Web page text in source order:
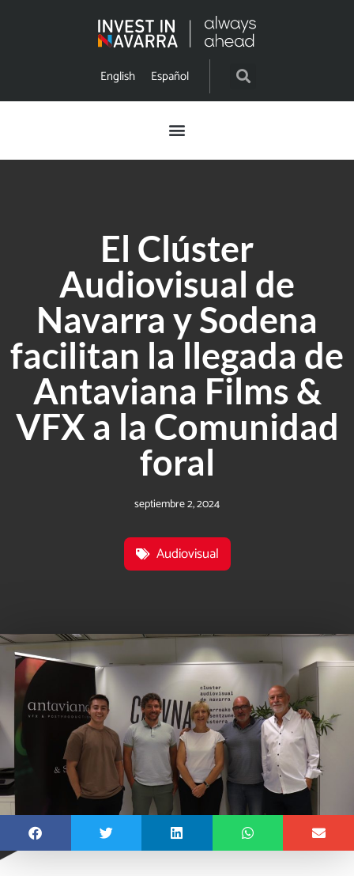
English Español
El Clúster
Audiovisual de
Navarra y Sodena
facilitan la llegada de
Antaviana Films &
VFX a la Comunidad
foral
septiembre 2, 2024
Audiovisual